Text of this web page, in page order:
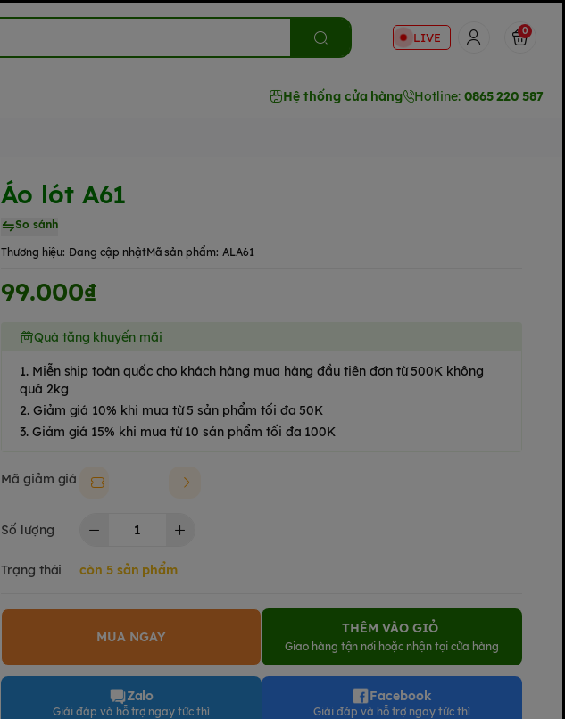
LIVE 0
Hệ thống cửa hàng Hotline: 0865 220 587
Áo lót A61
So sánh
Thương hiệu: Đang cập nhậtMã sản phẩm: ALA61
99.000₫
Quà tặng khuyến mãi
1. Miễn ship toàn quốc cho khách hàng mua hàng đầu tiên đơn từ 500K không
quá 2kg
2. Giảm giá 10% khi mua từ 5 sản phẩm tối đa 50K
3. Giảm giá 15% khi mua từ 10 sản phẩm tối đa 100K
Mã giảm giá Moki50k
Số lượng
Trạng thái còn 5 sản phẩm
MUA NGAY
THÊM VÀO GIỎ
Giao hàng tận nơi hoặc nhận tại cửa hàng
Zalo
Giải đáp và hỗ trợ ngay tức thì
Facebook
Giải đáp và hỗ trợ ngay tức thì